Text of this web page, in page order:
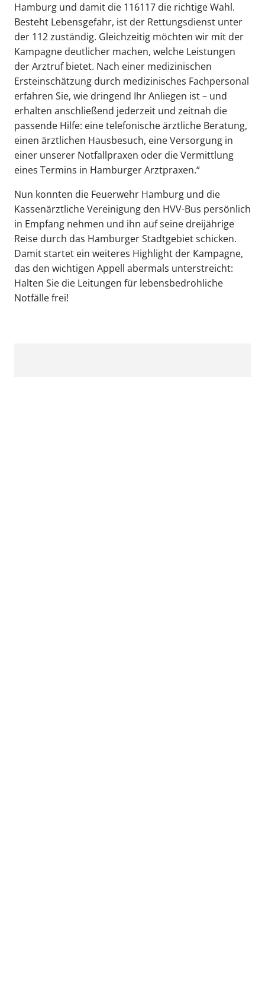
Hamburg und damit die 116117 die richtige Wahl.
Besteht Lebensgefahr, ist der Rettungsdienst unter
der 112 zuständig. Gleichzeitig möchten wir mit der
Kampagne deutlicher machen, welche Leistungen
der Arztruf bietet. Nach einer medizinischen
Ersteinschätzung durch medizinisches Fachpersonal
erfahren Sie, wie dringend Ihr Anliegen ist – und
erhalten anschließend jederzeit und zeitnah die
passende Hilfe: eine telefonische ärztliche Beratung,
einen ärztlichen Hausbesuch, eine Versorgung in
einer unserer Notfallpraxen oder die Vermittlung
eines Termins in Hamburger Arztpraxen.“
Nun konnten die Feuerwehr Hamburg und die
Kassenärztliche Vereinigung den HVV-Bus persönlich
in Empfang nehmen und ihn auf seine dreijährige
Reise durch das Hamburger Stadtgebiet schicken.
Damit startet ein weiteres Highlight der Kampagne,
das den wichtigen Appell abermals unterstreicht:
Halten Sie die Leitungen für lebensbedrohliche
Notfälle frei!